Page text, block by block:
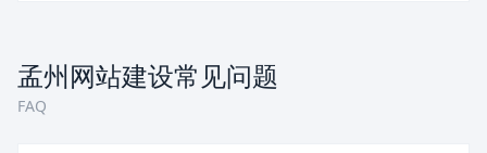
孟州网站建设常见问题
FAQ